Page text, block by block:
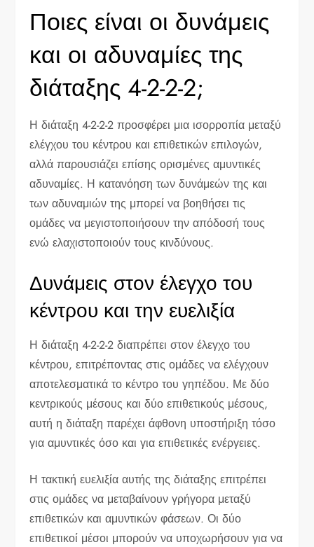
Ποιες είναι οι δυνάμεις
και οι αδυναμίες της
διάταξης 4-2-2-2;
Η διάταξη 4-2-2-2 προσφέρει μια ισορροπία μεταξύ
ελέγχου του κέντρου και επιθετικών επιλογών,
αλλά παρουσιάζει επίσης ορισμένες αμυντικές
αδυναμίες. Η κατανόηση των δυνάμεών της και
των αδυναμιών της μπορεί να βοηθήσει τις
ομάδες να μεγιστοποιήσουν την απόδοσή τους
ενώ ελαχιστοποιούν τους κινδύνους.
Δυνάμεις στον έλεγχο του
κέντρου και την ευελιξία
Η διάταξη 4-2-2-2 διαπρέπει στον έλεγχο του
κέντρου, επιτρέποντας στις ομάδες να ελέγχουν
αποτελεσματικά το κέντρο του γηπέδου. Με δύο
κεντρικούς μέσους και δύο επιθετικούς μέσους,
αυτή η διάταξη παρέχει άφθονη υποστήριξη τόσο
για αμυντικές όσο και για επιθετικές ενέργειες.
Η τακτική ευελιξία αυτής της διάταξης επιτρέπει
στις ομάδες να μεταβαίνουν γρήγορα μεταξύ
επιθετικών και αμυντικών φάσεων. Οι δύο
επιθετικοί μέσοι μπορούν να υποχωρήσουν για να